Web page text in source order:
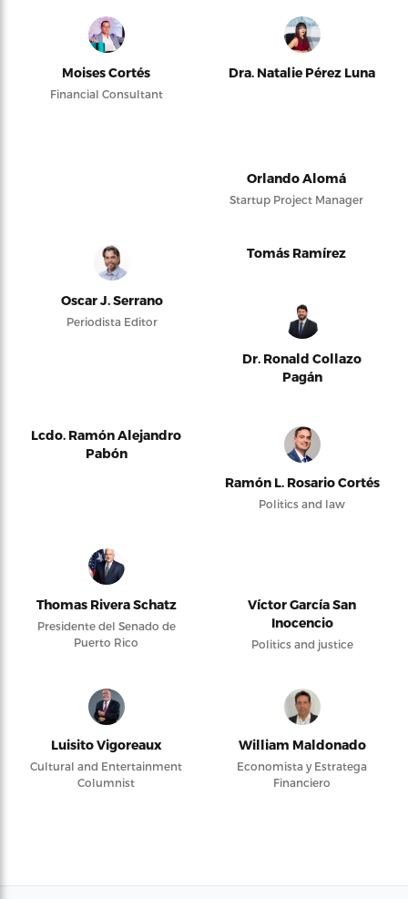
Moises Cortés
Financial Consultant
Dra. Natalie Pérez Luna
Orlando Alomá
Startup Project Manager
Oscar J. Serrano
Periodista Editor
Tomás Ramírez
Dr. Ronald Collazo
Pagán
Lcdo. Ramón Alejandro
Pabón
Ramón L. Rosario Cortés
Politics and law
Thomas Rivera Schatz
Presidente del Senado de
Puerto Rico
Víctor García San
Inocencio
Politics and justice
Luisito Vigoreaux
Cultural and Entertainment
Columnist
William Maldonado
Economista y Estratega
Financiero